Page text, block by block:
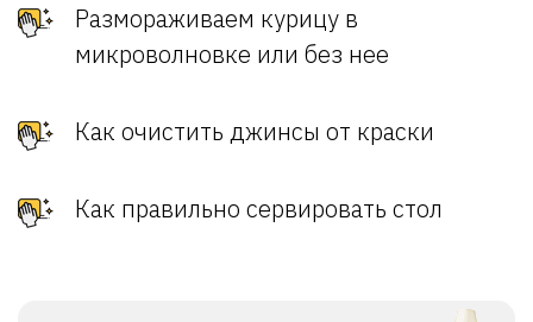
Размораживаем курицу в
микроволновке или без нее
Как очистить джинсы от краски
Как правильно сервировать стол